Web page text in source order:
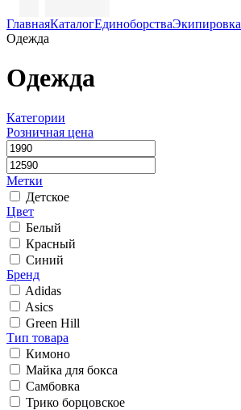
ГлавнаяКаталогЕдиноборстваЭкипировка
Одежда
Одежда
Категории
Розничная цена
Метки
Детское
Цвет
Белый
Красный
Синий
Бренд
Adidas
Asics
Green Hill
Тип товара
Кимоно
Майка для бокса
Самбовка
Трико борцовское